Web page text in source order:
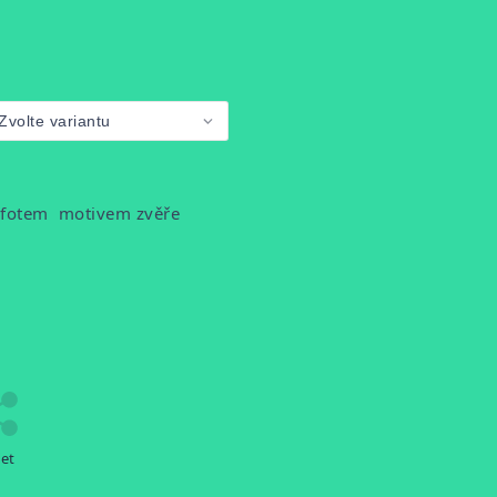
motivem zvěře